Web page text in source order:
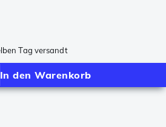
Tag versandt
In den Warenkorb